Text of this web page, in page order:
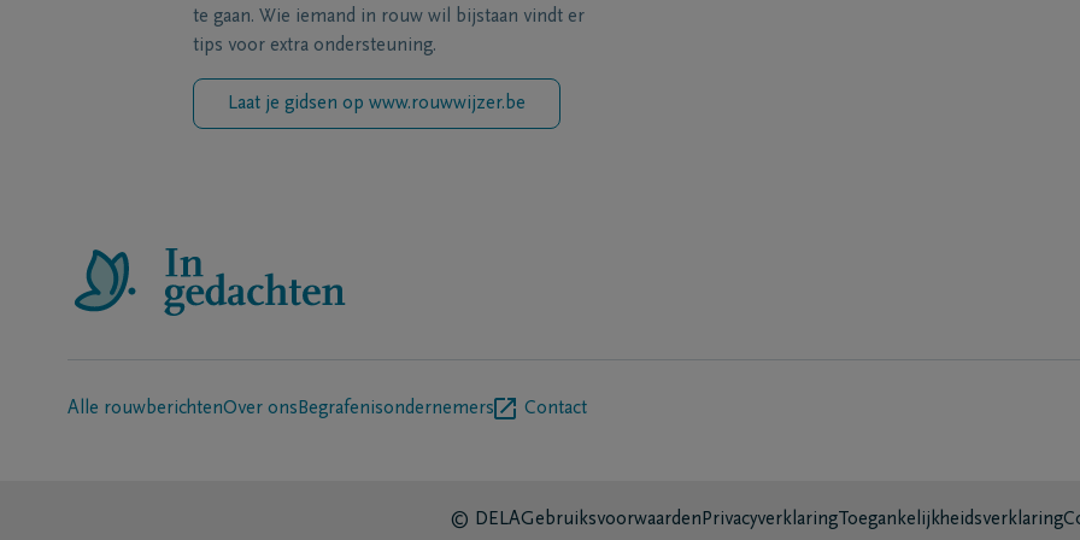
te gaan. Wie iemand in rouw wil bijstaan vindt er
tips voor extra ondersteuning.
Laat je gidsen op www.rouwwijzer.be
Alle rouwberichtenOver ons Begrafenisondernemers Contact
© DELAGebruiksvoorwaarden Privacyverklaring Toegankelijkheidsverklaring